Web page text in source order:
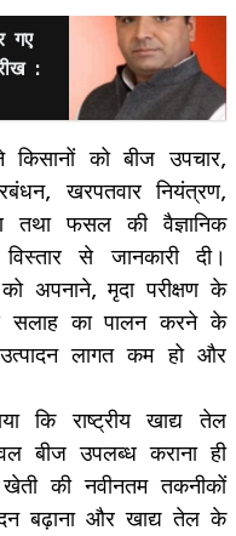
गए
:
किसानों को बीज उपचार,
खरपतवार नियंत्रण,
फसल की वैज्ञानिक
से जानकारी दी।
अपनाने, मृदा परीक्षण के
सलाह का पालन करने के
लागत कम हो और
कि राष्ट्रीय खाद्य तेल
बीज उपलब्ध कराना ही
की नवीनतम तकनीकों
बढ़ाना और खाद्य तेल के